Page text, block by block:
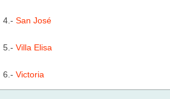
4.- San José
5.- Villa Elisa
6.- Victoria